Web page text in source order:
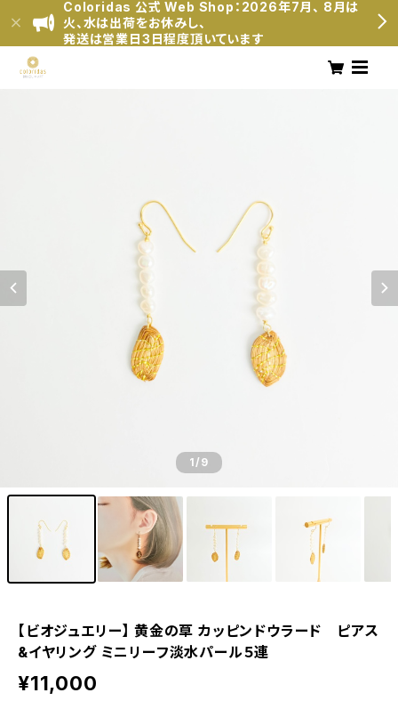
Coloridas 公式 Web Shop：2026年7月、 8月は
火、水は出荷をお休みし、
発送は営業日3日程度頂いています
1/9
【ビオジュエリー】 黄金の草 カッピンドウラード ピアス
&イヤリング ミニリーフ淡水パール５連
¥11,000